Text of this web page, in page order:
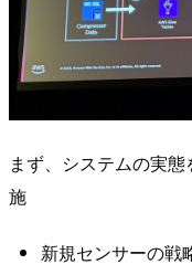
まず、システムの実
施
新規センサーの戦